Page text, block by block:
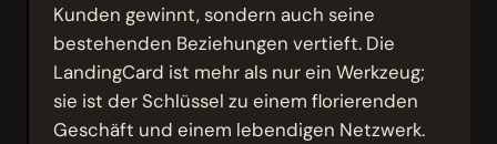
Kunden gewinnt, sondern auch seine
bestehenden Beziehungen vertieft. Die
LandingCard ist mehr als nur ein Werkzeug;
sie ist der Schlüssel zu einem florierenden
Geschäft und einem lebendigen Netzwerk.